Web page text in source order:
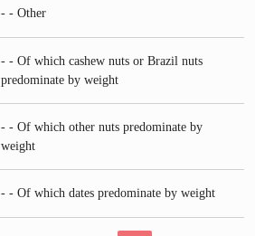
- - Other
- - Of which cashew nuts or Brazil nuts
predominate by weight
- - Of which other nuts predominate by
weight
- - Of which dates predominate by weight